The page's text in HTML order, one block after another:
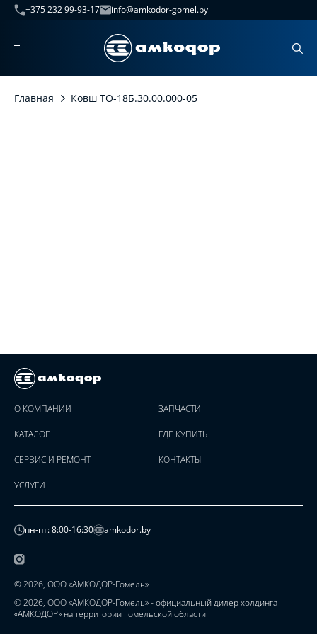
+375 232 99-93-17 info@amkodor-gomel.by
Главная Ковш ТО-18Б.30.00.000-05
О КОМПАНИИ
КАТАЛОГ
СЕРВИС И РЕМОНТ
УСЛУГИ
ЗАПЧАСТИ
ГДЕ КУПИТЬ
КОНТАКТЫ
пн-пт: 8:00-16:30 amkodor.by
© 2026, ООО «АМКОДОР-Гомель»
© 2026, ООО «АМКОДОР-Гомель» - официальный дилер холдинга
«АМКОДОР» на территории Гомельской области